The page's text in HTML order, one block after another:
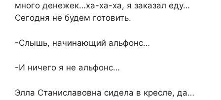
много денежек…ха-ха-ха, я заказал еду…
Сегодня не будем готовить.
-Слышь, начинающий альфонс…
-И ничего я не альфонс…
Элла Станиславовна сидела в кресле, да…